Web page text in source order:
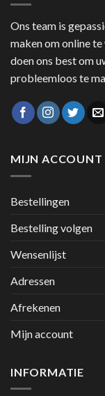
Ons team is
maken om online
doen ons best om
probleemloos te
MIJN ACCOUNT
Bestellingen
Bestelling volgen
Wensenlijst
Adressen
Afrekenen
Mijn account
INFORMATIE